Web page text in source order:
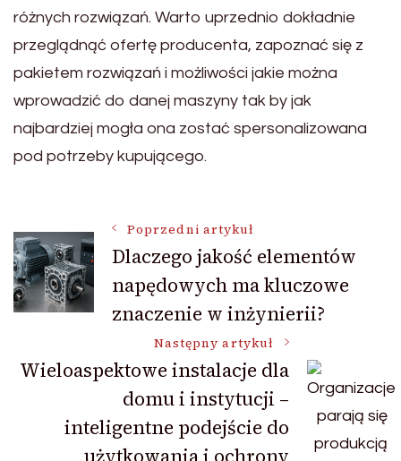
różnych rozwiązań. Warto uprzednio dokładnie
przeglądnąć ofertę producenta, zapoznać się z
pakietem rozwiązań i możliwości jakie można
wprowadzić do danej maszyny tak by jak
najbardziej mogła ona zostać spersonalizowana
pod potrzeby kupującego.
Nawigacja
wpisu
Poprzedni artykuł
Dlaczego jakość elementów
napędowych ma kluczowe
znaczenie w inżynierii?
Następny artykuł
Wieloaspektowe instalacje dla
domu i instytucji –
inteligentne podejście do